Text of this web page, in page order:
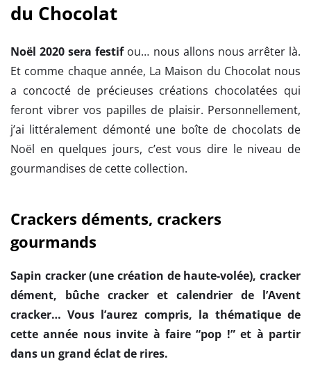
du Chocolat
Noël 2020 sera festif ou… nous allons nous arrêter là.
Et comme chaque année, La Maison du Chocolat nous
a concocté de précieuses créations chocolatées qui
feront vibrer vos papilles de plaisir. Personnellement,
j’ai littéralement démonté une boîte de chocolats de
Noël en quelques jours, c’est vous dire le niveau de
gourmandises de cette collection.
Crackers déments, crackers
gourmands
Sapin cracker (une création de haute-volée), cracker
dément, bûche cracker et calendrier de l’Avent
cracker… Vous l’aurez compris, la thématique de
cette année nous invite à faire “pop !” et à partir
dans un grand éclat de rires.